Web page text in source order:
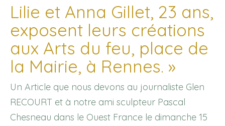
Lilie et Anna Gillet, 23 ans,
exposent leurs créations
aux Arts du feu, place de
la Mairie, à Rennes. »
Un Article que nous devons au journaliste Glen
RECOURT et à notre ami sculpteur Pascal
Chesneau dans le Ouest France le dimanche 15